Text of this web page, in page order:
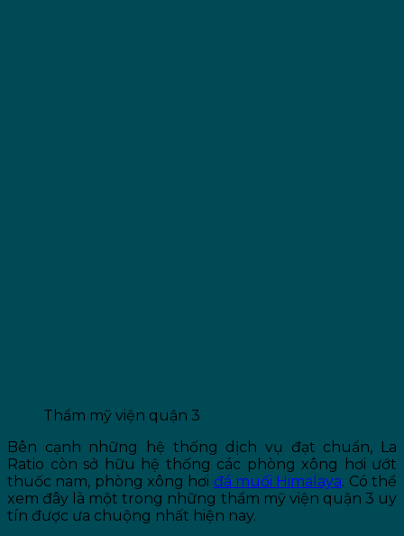
Thẩm mỹ viện quận 3
Bên cạnh những hệ thống dịch vụ đạt chuẩn, La
Ratio còn sở hữu hệ thống các phòng xông hơi ướt
thuốc nam, phòng xông hơi đá muối Himalaya. Có thể
xem đây là một trong những thẩm mỹ viện quận 3 uy
tín được ưa chuộng nhất hiện nay.